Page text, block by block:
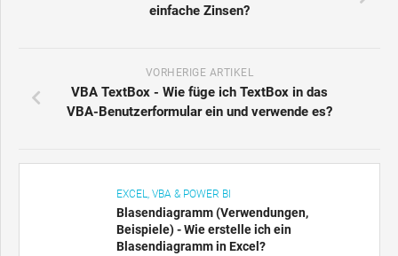
einfache Zinsen?
VORHERIGE ARTIKEL
VBA TextBox - Wie füge ich TextBox in das
VBA-Benutzerformular ein und verwende es?
EXCEL, VBA & POWER BI
Blasendiagramm (Verwendungen,
Beispiele) - Wie erstelle ich ein
Blasendiagramm in Excel?